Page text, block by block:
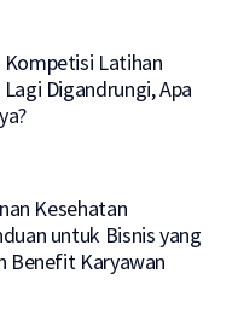
Kompetisi Latihan
Digandrungi, Apa
Kesehatan
untuk Bisnis yang
Benefit Karyawan